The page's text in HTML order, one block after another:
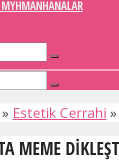
» Estetik Cerrahi »
MEME